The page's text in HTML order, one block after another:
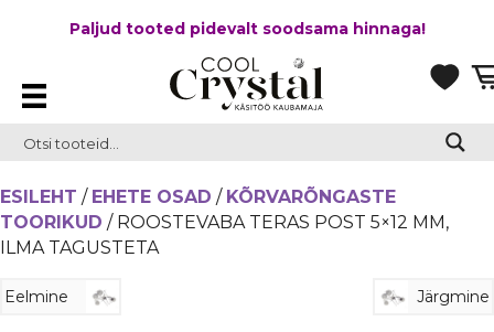
Paljud tooted pidevalt soodsama hinnaga!
ESILEHT / EHETE OSAD / KÕRVARÕNGASTE
TOORIKUD / ROOSTEVABA TERAS POST 5×12 MM,
ILMA TAGUSTETA
Eelmine Järgmine